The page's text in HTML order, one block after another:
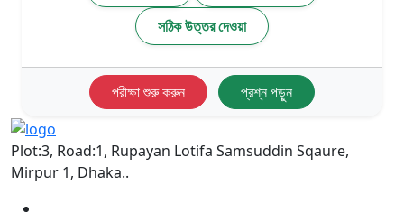
সঠিক উত্তর দেওয়া
পরীক্ষা শুরু করুন প্রশ্ন পড়ুন
Plot:3, Road:1, Rupayan Lotifa Samsuddin Sqaure,
Mirpur 1, Dhaka..